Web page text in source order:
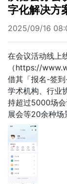
字化解决方
2025/09/16
在会议活动线上
（https://
借其「报名-签
学术机构、行业
持超过5000场
展会等20余种场